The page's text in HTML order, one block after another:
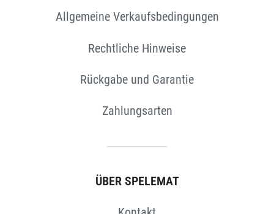
Allgemeine Verkaufsbedingungen
Rechtliche Hinweise
Rückgabe und Garantie
Zahlungsarten
ÜBER SPELEMAT